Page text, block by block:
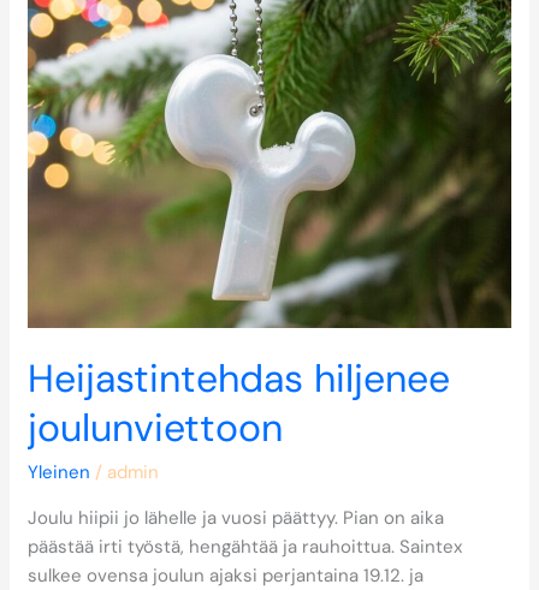
Heijastintehdas hiljenee
joulunviettoon
Yleinen / admin
Joulu hiipii jo lähelle ja vuosi päättyy. Pian on aika
päästää irti työstä, hengähtää ja rauhoittua. Saintex
sulkee ovensa joulun ajaksi perjantaina 19.12. ja